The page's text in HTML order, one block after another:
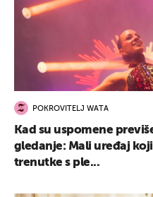
POKROVITELJ WATA
Kad su uspomene
gledanje: Mali uređaj
trenutke s ple...
UKLJUČITE